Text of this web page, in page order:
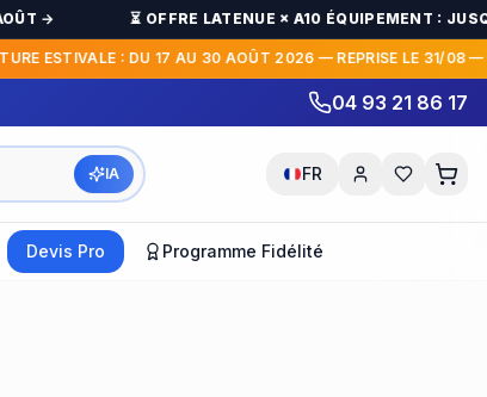
→ ⏳ OFFRE LATENUE × A10 ÉQUIPEMENT :
ESTIVALE : DU 17 AU 30 AOÛT 2026 — REPRISE LE 31/08 —
04 93 21 86 17
IA FR
Devis Pro Programme Fidélité